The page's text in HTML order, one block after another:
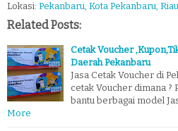
Lokasi: Pekanbaru, Kota Pekanbaru,
Related Posts:
Cetak Voucher
Daerah Pekanbaru
Jasa Cetak Voucher di
cetak Voucher dimana ?
bantu berbagai model
More